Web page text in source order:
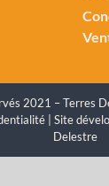
2021 – Terres
| Site
Delestre